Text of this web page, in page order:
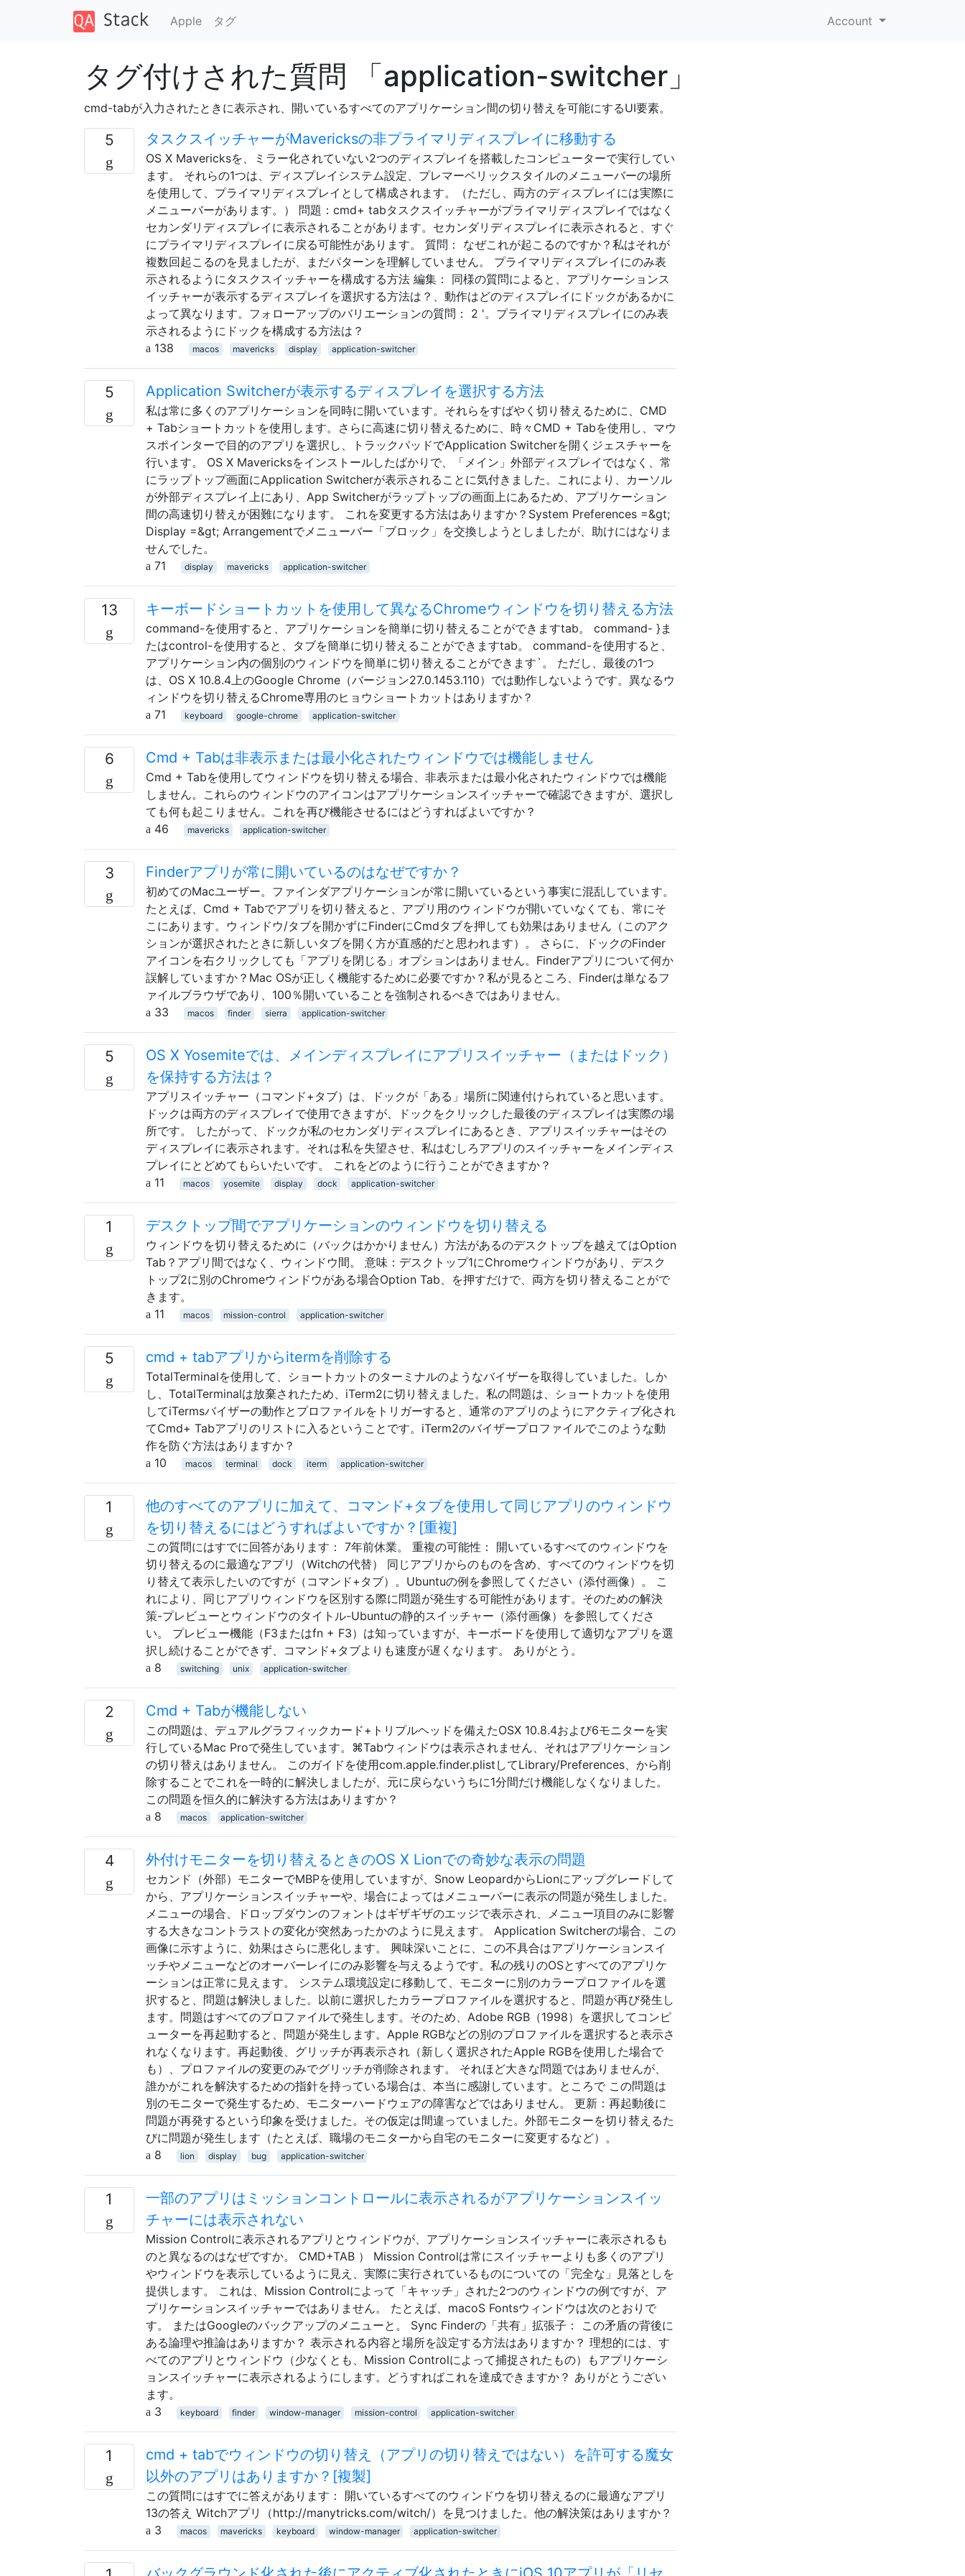
Apple タグ Account
タグ付けされた質問 「application-switcher」
cmd-tabが入力されたときに表示され、開いているすべてのアプリケーション間の切り替えを可能にするUI要素。
5 タスクスイッチャーがMavericksの非プライマリディスプレイに移動する
OS X Mavericksを、ミラー化されていない2つのディスプレイを搭載したコンピューターで実行してい
ます。 それらの1つは、ディスプレイシステム設定、プレマーベリックスタイルのメニューバーの場所
を使用して、プライマリディスプレイとして構成されます。（ただし、両方のディスプレイには実際に
メニューバーがあります。） 問題：cmd+ tabタスクスイッチャーがプライマリディスプレイではなく
セカンダリディスプレイに表示されることがあります。セカンダリディスプレイに表示されると、すぐ
にプライマリディスプレイに戻る可能性があります。 質問： なぜこれが起こるのですか？私はそれが
複数回起こるのを見ましたが、まだパターンを理解していません。 プライマリディスプレイにのみ表
示されるようにタスクスイッチャーを構成する方法 編集： 同様の質問によると、アプリケーションス
イッチャーが表示するディスプレイを選択する方法は？、動作はどのディスプレイにドックがあるかに
よって異なります。フォローアップのバリエーションの質問： 2 '。プライマリディスプレイにのみ表
示されるようにドックを構成する方法は？
138
macos mavericks display application-switcher
5 Application Switcherが表示するディスプレイを選択する方法
私は常に多くのアプリケーションを同時に開いています。それらをすばやく切り替えるために、CMD
+ Tabショートカットを使用します。さらに高速に切り替えるために、時々CMD + Tabを使用し、マウ
スポインターで目的のアプリを選択し、トラックパッドでApplication Switcherを開くジェスチャーを
行います。 OS X Mavericksをインストールしたばかりで、「メイン」外部ディスプレイではなく、常
にラップトップ画面にApplication Switcherが表示されることに気付きました。これにより、カーソル
が外部ディスプレイ上にあり、App Switcherがラップトップの画面上にあるため、アプリケーション
間の高速切り替えが困難になります。 これを変更する方法はありますか？System Preferences =&gt;
Display =&gt; Arrangementでメニューバー「ブロック」を交換しようとしましたが、助けにはなりま
せんでした。
71
display mavericks application-switcher
13 キーボードショートカットを使用して異なるChromeウィンドウを切り替える方法
command-を使用すると、アプリケーションを簡単に切り替えることができますtab。 command- }ま
たはcontrol-を使用すると、タブを簡単に切り替えることができますtab。 command-を使用すると、
アプリケーション内の個別のウィンドウを簡単に切り替えることができます`。 ただし、最後の1つ
は、OS X 10.8.4上のGoogle Chrome（バージョン27.0.1453.110）では動作しないようです。異なるウ
ィンドウを切り替えるChrome専用のヒョウショートカットはありますか？
71
keyboard google-chrome application-switcher
6 Cmd + Tabは非表示または最小化されたウィンドウでは機能しません
Cmd + Tabを使用してウィンドウを切り替える場合、非表示または最小化されたウィンドウでは機能
しません。これらのウィンドウのアイコンはアプリケーションスイッチャーで確認できますが、選択し
ても何も起こりません。これを再び機能させるにはどうすればよいですか？
46
mavericks application-switcher
3 Finderアプリが常に開いているのはなぜですか？
初めてのMacユーザー。ファインダアプリケーションが常に開いているという事実に混乱しています。
たとえば、Cmd + Tabでアプリを切り替えると、アプリ用のウィンドウが開いていなくても、常にそ
こにあります。ウィンドウ/タブを開かずにFinderにCmdタブを押しても効果はありません（このアク
ションが選択されたときに新しいタブを開く方が直感的だと思われます）。 さらに、ドックのFinder
アイコンを右クリックしても「アプリを閉じる」オプションはありません。Finderアプリについて何か
誤解していますか？Mac OSが正しく機能するために必要ですか？私が見るところ、Finderは単なるフ
ァイルブラウザであり、100％開いていることを強制されるべきではありません。
33
macos finder sierra application-switcher
5
OS X Yosemiteでは、メインディスプレイにアプリスイッチャー（またはドック）
を保持する方法は？
アプリスイッチャー（コマンド+タブ）は、ドックが「ある」場所に関連付けられていると思います。
ドックは両方のディスプレイで使用できますが、ドックをクリックした最後のディスプレイは実際の場
所です。 したがって、ドックが私のセカンダリディスプレイにあるとき、アプリスイッチャーはその
ディスプレイに表示されます。それは私を失望させ、私はむしろアプリのスイッチャーをメインディス
プレイにとどめてもらいたいです。 これをどのように行うことができますか？
11
macos yosemite display dock application-switcher
1 デスクトップ間でアプリケーションのウィンドウを切り替える
ウィンドウを切り替えるために（バックはかかりません）方法があるのデスクトップを越えてはOption
Tab？アプリ間ではなく、ウィンドウ間。 意味：デスクトップ1にChromeウィンドウがあり、デスク
トップ2に別のChromeウィンドウがある場合Option Tab、を押すだけで、両方を切り替えることがで
きます。
11
macos mission-control application-switcher
5 cmd + tabアプリからitermを削除する
TotalTerminalを使用して、ショートカットのターミナルのようなバイザーを取得していました。しか
し、TotalTerminalは放棄されたため、iTerm2に切り替えました。私の問題は、ショートカットを使用
してiTermsバイザーの動作とプロファイルをトリガーすると、通常のアプリのようにアクティブ化され
てCmd+ Tabアプリのリストに入るということです。iTerm2のバイザープロファイルでこのような動
作を防ぐ方法はありますか？
10
macos terminal dock iterm application-switcher
1
他のすべてのアプリに加えて、コマンド+タブを使用して同じアプリのウィンドウ
を切り替えるにはどうすればよいですか？[重複]
この質問にはすでに回答があります： 7年前休業。 重複の可能性： 開いているすべてのウィンドウを
切り替えるのに最適なアプリ（Witchの代替） 同じアプリからのものを含め、すべてのウィンドウを切
り替えて表示したいのですが（コマンド+タブ）。Ubuntuの例を参照してください（添付画像）。 こ
れにより、同じアプリウィンドウを区別する際に問題が発生する可能性があります。そのための解決
策-プレビューとウィンドウのタイトル-Ubuntuの静的スイッチャー（添付画像）を参照してくださ
い。 プレビュー機能（F3またはfn + F3）は知っていますが、キーボードを使用して適切なアプリを選
択し続けることができず、コマンド+タブよりも速度が遅くなります。 ありがとう。
8
switching unix application-switcher
2 Cmd + Tabが機能しない
この問題は、デュアルグラフィックカード+トリプルヘッドを備えたOSX 10.8.4および6モニターを実
行しているMac Proで発生しています。⌘Tabウィンドウは表示されません、それはアプリケーション
の切り替えはありません。 このガイドを使用com.apple.finder.plistしてLibrary/Preferences、から削
除することでこれを一時的に解決しましたが、元に戻らないうちに1分間だけ機能しなくなりました。
この問題を恒久的に解決する方法はありますか？
8
macos application-switcher
4 外付けモニターを切り替えるときのOS X Lionでの奇妙な表示の問題
セカンド（外部）モニターでMBPを使用していますが、Snow LeopardからLionにアップグレードして
から、アプリケーションスイッチャーや、場合によってはメニューバーに表示の問題が発生しました。
メニューの場合、ドロップダウンのフォントはギザギザのエッジで表示され、メニュー項目のみに影響
する大きなコントラストの変化が突然あったかのように見えます。 Application Switcherの場合、この
画像に示すように、効果はさらに悪化します。 興味深いことに、この不具合はアプリケーションスイ
ッチやメニューなどのオーバーレイにのみ影響を与えるようです。私の残りのOSとすべてのアプリケ
ーションは正常に見えます。 システム環境設定に移動して、モニターに別のカラープロファイルを選
択すると、問題は解決しました。以前に選択したカラープロファイルを選択すると、問題が再び発生し
ます。問題はすべてのプロファイルで発生します。そのため、Adobe RGB（1998）を選択してコンピ
ューターを再起動すると、問題が発生します。Apple RGBなどの別のプロファイルを選択すると表示さ
れなくなります。再起動後、グリッチが再表示され（新しく選択されたApple RGBを使用した場合で
も）、プロファイルの変更のみでグリッチが削除されます。 それほど大きな問題ではありませんが、
誰かがこれを解決するための指針を持っている場合は、本当に感謝しています。ところで この問題は
別のモニターで発生するため、モニターハードウェアの障害などではありません。 更新：再起動後に
問題が再発するという印象を受けました。その仮定は間違っていました。外部モニターを切り替えるた
びに問題が発生します（たとえば、職場のモニターから自宅のモニターに変更するなど）。
8
lion display bug application-switcher
1
一部のアプリはミッションコントロールに表示されるがアプリケーションスイッ
チャーには表示されない
Mission Controlに表示されるアプリとウィンドウが、アプリケーションスイッチャーに表示されるも
のと異なるのはなぜですか。 CMD+TAB ） Mission Controlは常にスイッチャーよりも多くのアプリ
やウィンドウを表示しているように見え、実際に実行されているものについての「完全な」見落としを
提供します。 これは、Mission Controlによって「キャッチ」された2つのウィンドウの例ですが、ア
プリケーションスイッチャーではありません。 たとえば、macoS Fontsウィンドウは次のとおりで
す。 またはGoogleのバックアップのメニューと。 Sync Finderの「共有」拡張子： この矛盾の背後に
ある論理や推論はありますか？ 表示される内容と場所を設定する方法はありますか？ 理想的には、す
べてのアプリとウィンドウ（少なくとも、Mission Controlによって捕捉されたもの）もアプリケーシ
ョンスイッチャーに表示されるようにします。どうすればこれを達成できますか？ ありがとうござい
ます。
3
keyboard finder window-manager mission-control application-switcher
1
cmd + tabでウィンドウの切り替え（アプリの切り替えではない）を許可する魔女
以外のアプリはありますか？[複製]
この質問にはすでに答えがあります： 開いているすべてのウィンドウを切り替えるのに最適なアプリ
13の答え Witchアプリ（http://manytricks.com/witch/）を見つけました。他の解決策はありますか？
3
macos mavericks keyboard window-manager application-switcher